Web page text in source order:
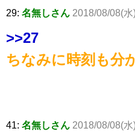
29: 名無しさん 2018/08/08(
>>27
ちなみに時刻も分
41: 名無しさん 2018/08/08(